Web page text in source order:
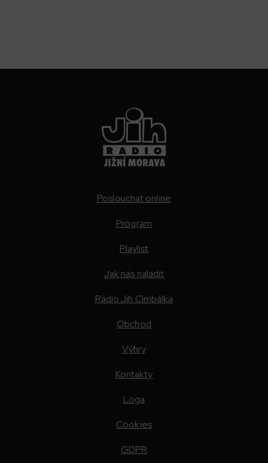
Poslouchat online
Program
Playlist
Jak nás naladit
Rádio Jih Cimbálka
Obchod
Výhry
Kontakty
Loga
Cookies
GDPR